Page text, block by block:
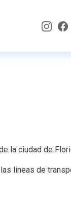
la ciudad de
lineas de